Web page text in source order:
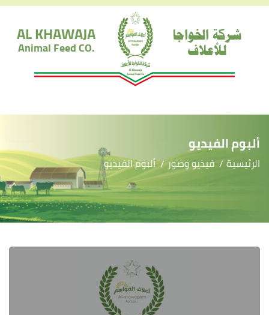
شركة الخواجا
للأعلاف
AL KHAWAJA
Animal Feed CO.
ألبوم الفيديو
الرئيسية فيديو وصور ألبوم الفيديو